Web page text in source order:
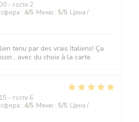
- гости 2
: 4/5 Меню : 5/5 Цена /
tenu par des vrais Italiens! Ça
, avec du choix à la carte.
- гости 6
: 4/5 Меню : 5/5 Цена /